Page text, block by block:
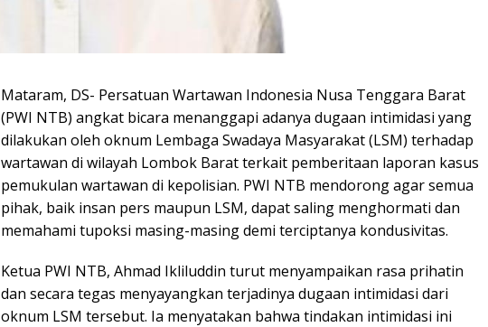
Mataram, DS- Persatuan Wartawan Indonesia Nusa Tenggara Barat
(PWI NTB) angkat bicara menanggapi adanya dugaan intimidasi yang
dilakukan oleh oknum Lembaga Swadaya Masyarakat (LSM) terhadap
wartawan di wilayah Lombok Barat terkait pemberitaan laporan kasus
pemukulan wartawan di kepolisian. PWI NTB mendorong agar semua
pihak, baik insan pers maupun LSM, dapat saling menghormati dan
memahami tupoksi masing-masing demi terciptanya kondusivitas.
Ketua PWI NTB, Ahmad Ikliluddin turut menyampaikan rasa prihatin
dan secara tegas menyayangkan terjadinya dugaan intimidasi dari
oknum LSM tersebut. Ia menyatakan bahwa tindakan intimidasi ini